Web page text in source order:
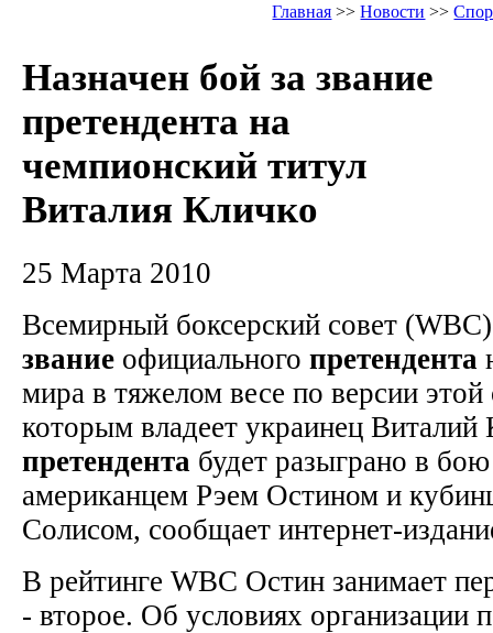
Главная >>Новости >>
Назначен бой за звание
претендента на
чемпионский титул
Виталия Кличко
25 Марта 2010
Всемирный боксерский совет
звание официального претендента
мира в тяжелом весе по версии этой
которым владеет украинец Виталий
претендента будет разыграно в
американцем Рэем Остином и
Солисом, сообщает интернет-
В рейтинге WBC Остин занимает
- второе. Об условиях организации